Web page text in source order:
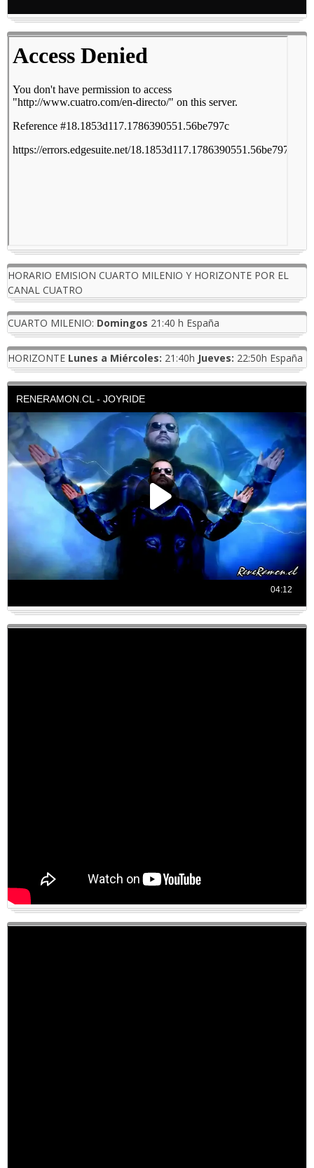
HORARIO EMISION CUARTO MILENIO Y HORIZONTE POR EL
CANAL CUATRO
CUARTO MILENIO: Domingos 21:40 h España
HORIZONTE Lunes a Miércoles: 21:40h Jueves: 22:50h España